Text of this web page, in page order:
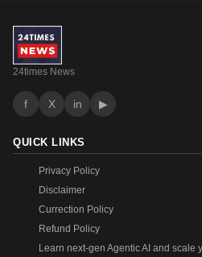
24times News
f X in ▶
QUICK LINKS
Privacy Policy
Disclaimer
Currection Policy
Refund Policy
Learn next-gen Agentic AI and scale